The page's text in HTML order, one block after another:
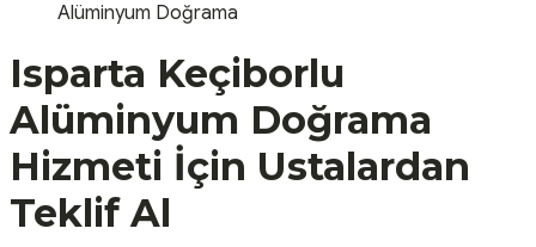
Alüminyum Doğrama
Isparta Keçiborlu
Alüminyum Doğrama
Hizmeti İçin Ustalardan
Teklif Al